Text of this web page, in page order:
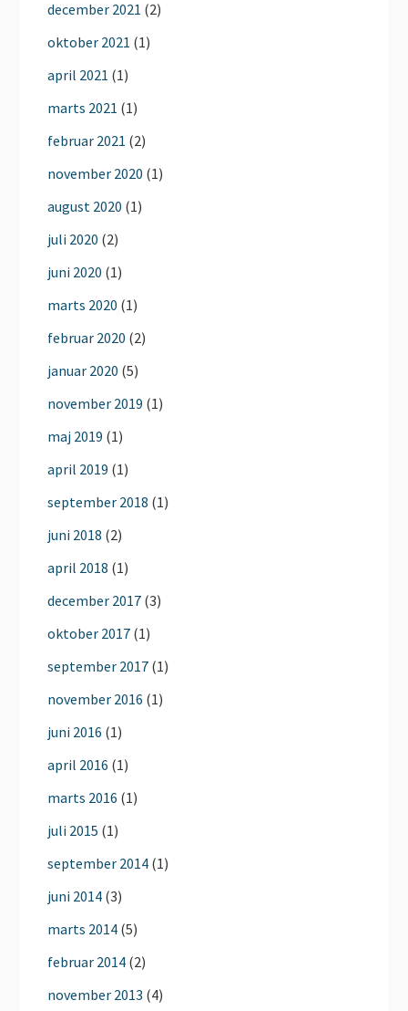
december 2021 (2)
oktober 2021 (1)
april 2021 (1)
marts 2021 (1)
februar 2021 (2)
november 2020 (1)
august 2020 (1)
juli 2020 (2)
juni 2020 (1)
marts 2020 (1)
februar 2020 (2)
januar 2020 (5)
november 2019 (1)
maj 2019 (1)
april 2019 (1)
september 2018 (1)
juni 2018 (2)
april 2018 (1)
december 2017 (3)
oktober 2017 (1)
september 2017 (1)
november 2016 (1)
juni 2016 (1)
april 2016 (1)
marts 2016 (1)
juli 2015 (1)
september 2014 (1)
juni 2014 (3)
marts 2014 (5)
februar 2014 (2)
november 2013 (4)